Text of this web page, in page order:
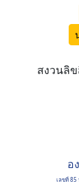
สงวนลิ
อ
เลขที่ 85